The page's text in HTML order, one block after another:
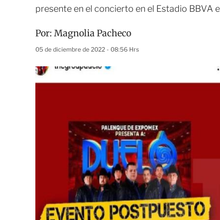
presente en el concierto en el Estadio BBVA
Por: Magnolia Pacheco
05 de diciembre de 2022 - 08:56 Hrs